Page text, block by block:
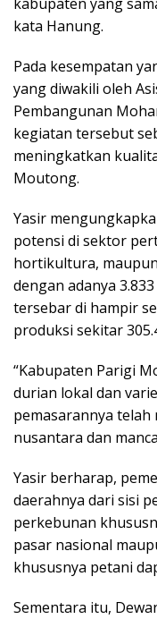
kata Hanung.
Pada kesempatan
yang diwakili oleh
Pembangunan
kegiatan tersebut
meningkatkan
Moutong.
Yasir
potensi di sektor
hortikultura,
dengan adanya
tersebar di hampir
produksi sekitar
“Kabupaten Parigi
durian lokal dan
pemasarannya
nusantara dan
Yasir berharap,
daerahnya dari sisi
perkebunan
pasar nasional
khususnya petani
Sementara itu,